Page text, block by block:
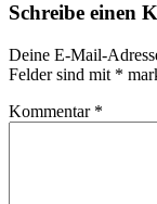
Schreibe einen
Deine E-Mail-
Felder sind mit *
Kommentar *